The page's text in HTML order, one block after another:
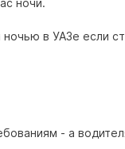
ночи.
в УАЗе если
- а